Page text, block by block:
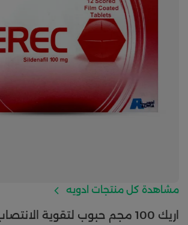
مشاهدة كل منتجات ادويه
اريك 100 مجم حبوب لتقوية الانتصاب | 12 قرص